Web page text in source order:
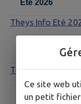
Eté 2026
Theys Info Eté
Theys Info Mai
Avril 2026
Ce site web
un petit